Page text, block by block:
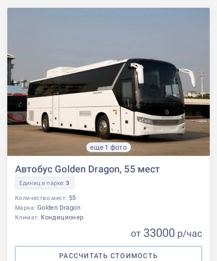
еще 1 фото
Автобус Golden Dragon, 55 мест
Единиц в парке:3
Количество мест: 55
Марка: Golden Dragon
Климат: Кондиционер
от 33000 р/час
РАССЧИТАТЬ СТОИМОСТЬ